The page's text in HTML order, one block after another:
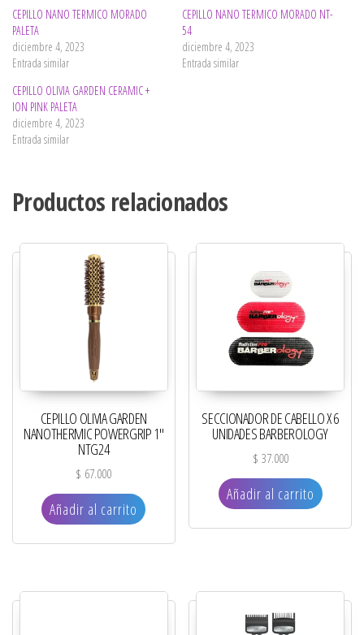
CEPILLO NANO TERMICO MORADO
PALETA
diciembre 4, 2023
Entrada similar
CEPILLO NANO TERMICO MORADO NT-
54
diciembre 4, 2023
Entrada similar
CEPILLO OLIVIA GARDEN CERAMIC +
ION PINK PALETA
diciembre 4, 2023
Entrada similar
Productos relacionados
CEPILLO OLIVIA GARDEN
NANOTHERMIC POWERGRIP 1″
NTG24
$ 67.000
Añadir al carrito
SECCIONADOR DE CABELLO X 6
UNIDADES BARBEROLOGY
$ 37.000
Añadir al carrito